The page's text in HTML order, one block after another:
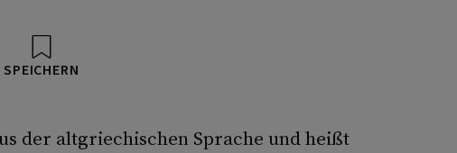
SPEICHERN
der altgriechischen Sprache und heißt